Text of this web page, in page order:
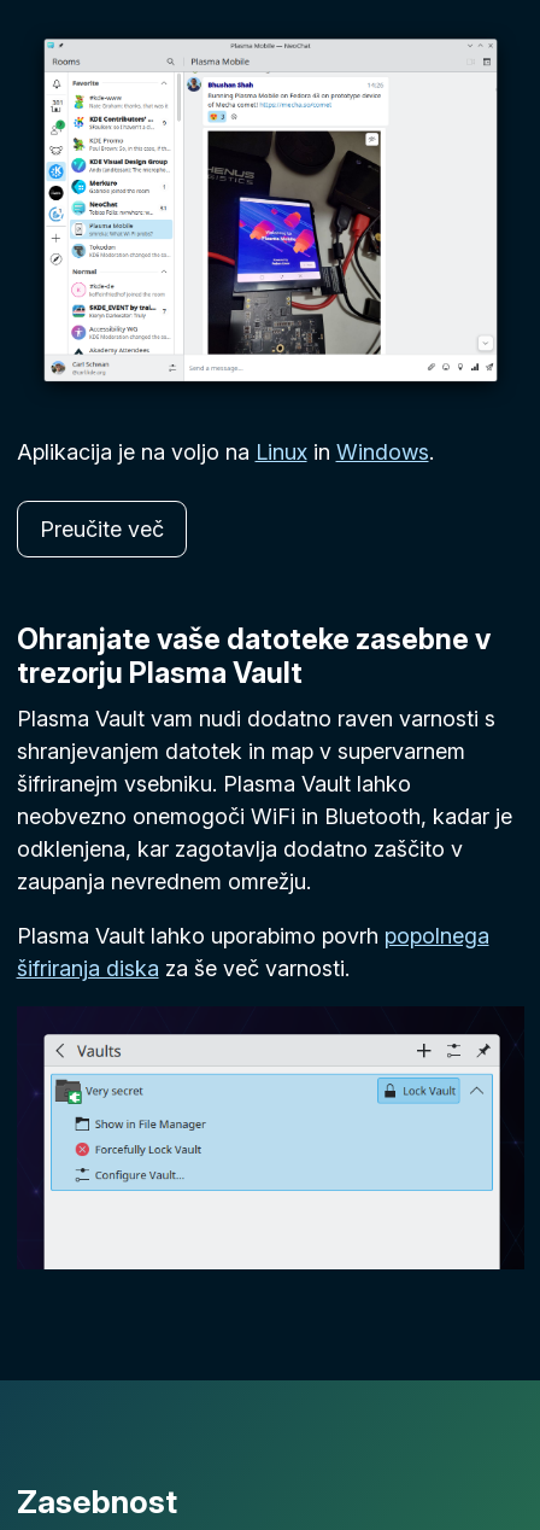
Aplikacija je na voljo na Linuxin Windows.
Preučite več
Ohranjate vaše datoteke zasebne v
trezorju Plasma Vault
Plasma Vault vam nudi dodatno raven varnosti s
shranjevanjem datotek in map v supervarnem
šifriranejm vsebniku. Plasma Vault lahko
neobvezno onemogoči WiFi in Bluetooth, kadar je
odklenjena, kar zagotavlja dodatno zaščito v
zaupanja nevrednem omrežju.
Plasma Vault lahko uporabimo povrh popolnega
šifriranja diska za še več varnosti.
Zasebnost